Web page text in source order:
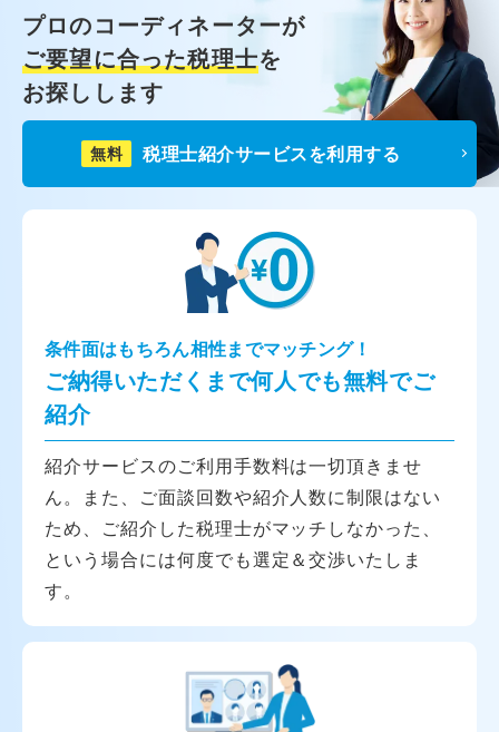
プロのコーディネーターが
ご要望に合った税理士を
お探しします
無料 税理士紹介サービスを利用する
条件面はもちろん相性までマッチング！
ご納得いただくまで何人でも無料でご
紹介
紹介サービスのご利用手数料は一切頂きませ
ん。また、ご面談回数や紹介人数に制限はない
ため、ご紹介した税理士がマッチしなかった、
という場合には何度でも選定＆交渉いたしま
す。